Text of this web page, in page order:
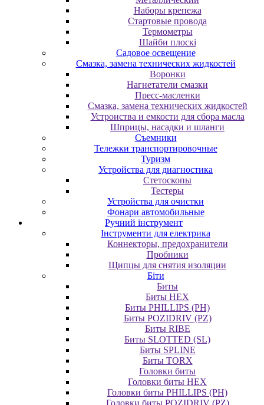
Наборы крепежа
Стартовые провода
Термометры
Шайби плоскі
Садовое освещение
Смазка, замена технических жидкостей
Воронки
Нагнетатели смазки
Пресс-масленки
Смазка, замена технических жидкостей
Устроиства и емкости для сбора масла
Шприцы, насадки и шланги
Съемники
Тележки транспортировочные
Туризм
Устройства для диагностика
Стетоскопы
Тестеры
Устройства для очистки
Фонари автомобильные
Ручний інструмент
Інструменти для електрика
Коннекторы, предохранители
Пробники
Щипцы для снятия изоляции
Біти
Биты
Биты HEX
Биты PHILLIPS (PH)
Биты POZIDRIV (PZ)
Биты RIBE
Биты SLOTTED (SL)
Биты SPLINE
Биты TORX
Головки биты
Головки биты HEX
Головки биты PHILLIPS (PH)
Головки биты POZIDRIV (PZ)